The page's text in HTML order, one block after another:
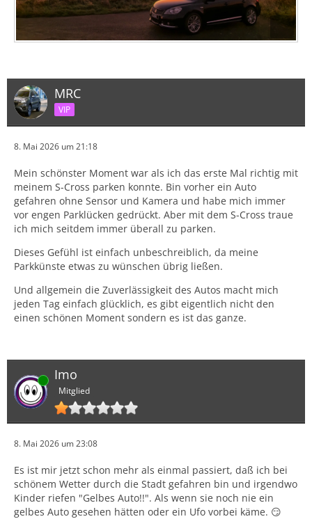
MRC
VIP
8. Mai 2026 um 21:18
Mein schönster Moment war als ich das erste Mal richtig mit
meinem S-Cross parken konnte. Bin vorher ein Auto
gefahren ohne Sensor und Kamera und habe mich immer
vor engen Parklücken gedrückt. Aber mit dem S-Cross traue
ich mich seitdem immer überall zu parken.
Dieses Gefühl ist einfach unbeschreiblich, da meine
Parkkünste etwas zu wünschen übrig ließen.
Und allgemein die Zuverlässigkeit des Autos macht mich
jeden Tag einfach glücklich, es gibt eigentlich nicht den
einen schönen Moment sondern es ist das ganze.
Online Imo
Mitglied
8. Mai 2026 um 23:08
Es ist mir jetzt schon mehr als einmal passiert, daß ich bei
schönem Wetter durch die Stadt gefahren bin und irgendwo
Kinder riefen "Gelbes Auto!!". Als wenn sie noch nie ein
gelbes Auto gesehen hätten oder ein Ufo vorbei käme. 😏